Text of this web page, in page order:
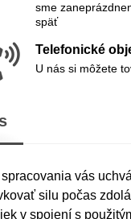
sme
späť
Telefonické
U nás si môžete
vás
silu počas
v spojení s